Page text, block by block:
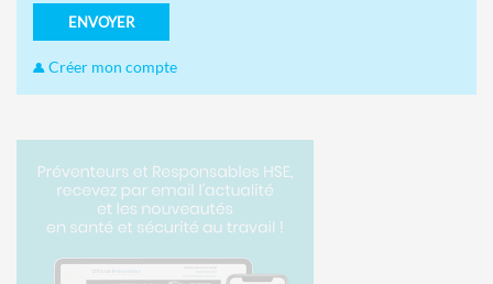
ENVOYER
Créer mon compte